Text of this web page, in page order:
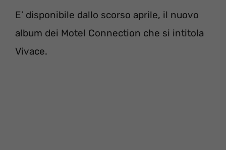
E’ disponibile dallo scorso aprile, il nuovo
album dei Motel Connection che si intitola
Vivace.